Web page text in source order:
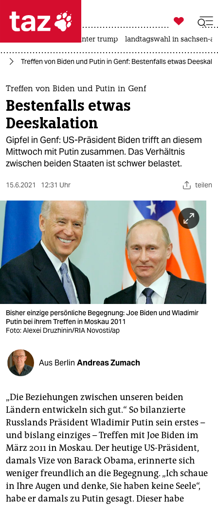
 taz zahl ich
taz zahl ich
themen
politik
öko
gesellschaft
sport
berlin
wahrheit
verlag
verlag
veranstaltungen
fragen & hilfe
abo
genossenschaft
epaper login

taz zahl ich
usa unter trump landtagswahl in sachsen-
Treffen von Biden und Putin in Genf: Bestenfalls etwas
Treffen von Biden und Putin in Genf
Bestenfalls etwas
Deeskalation
Gipfel in Genf: US-Präsident Biden trifft an diesem
Mittwoch mit Putin zusammen. Das Verhältnis
zwischen beiden Staaten ist schwer belastet.
15.6.2021 12:31 Uhr teilen
Bisher einzige persönliche Begegnung: Joe Biden und Wladimir
Putin bei ihrem Treffen in Moskau 2011
Foto: Alexei Druzhinin/RIA Novosti/ap
Aus Berlin Andreas Zumach
„Die Beziehungen zwischen unseren beiden
Ländern entwickeln sich gut.“ So bilanzierte
Russlands Präsident Wladimir Putin sein erstes –
und bislang einziges – Treffen mit Joe Biden im
März 2011 in Moskau. Der heutige US-Präsident,
damals Vize von Barack Obama, erinnerte sich
weniger freundlich an die Begegnung. „Ich schaue
in Ihre Augen und denke, Sie haben keine Seele“,
habe er damals zu Putin gesagt. Dieser habe